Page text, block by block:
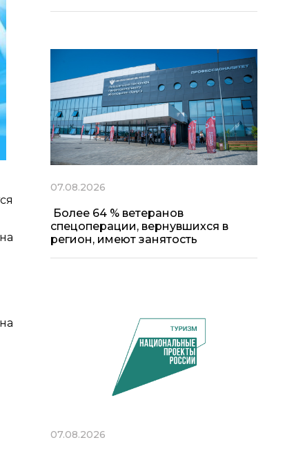
07.08.2026
Более 64 % ветеранов
спецоперации, вернувшихся в
регион, имеют занятость
07.08.2026